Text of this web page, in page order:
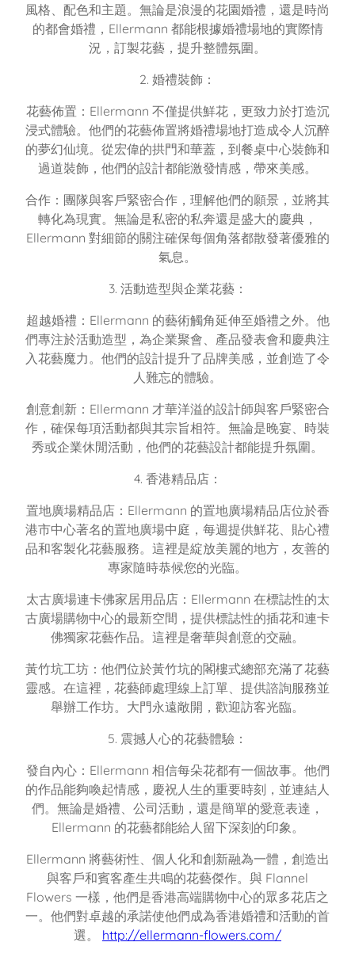
風格、配色和主題。無論是浪漫的花園婚禮，還是時尚
的都會婚禮，Ellermann 都能根據婚禮場地的實際情
況，訂製花藝，提升整體氛圍。
2. 婚禮裝飾：
花藝佈置：Ellermann 不僅提供鮮花，更致力於打造沉
浸式體驗。他們的花藝佈置將婚禮場地打造成令人沉醉
的夢幻仙境。從宏偉的拱門和華蓋，到餐桌中心裝飾和
過道裝飾，他們的設計都能激發情感，帶來美感。
合作：團隊與客戶緊密合作，理解他們的願景，並將其
轉化為現實。無論是私密的私奔還是盛大的慶典，
Ellermann 對細節的關注確保每個角落都散發著優雅的
氣息。
3. 活動造型與企業花藝：
超越婚禮：Ellermann 的藝術觸角延伸至婚禮之外。他
們專注於活動造型，為企業聚會、產品發表會和慶典注
入花藝魔力。他們的設計提升了品牌美感，並創造了令
人難忘的體驗。
創意創新：Ellermann 才華洋溢的設計師與客戶緊密合
作，確保每項活動都與其宗旨相符。無論是晚宴、時裝
秀或企業休閒活動，他們的花藝設計都能提升氛圍。
4. 香港精品店：
置地廣場精品店：Ellermann 的置地廣場精品店位於香
港市中心著名的置地廣場中庭，每週提供鮮花、貼心禮
品和客製化花藝服務。這裡是綻放美麗的地方，友善的
專家隨時恭候您的光臨。
太古廣場連卡佛家居用品店：Ellermann 在標誌性的太
古廣場購物中心的最新空間，提供標誌性的插花和連卡
佛獨家花藝作品。這裡是奢華與創意的交融。
黃竹坑工坊：他們位於黃竹坑的閣樓式總部充滿了花藝
靈感。在這裡，花藝師處理線上訂單、提供諮詢服務並
舉辦工作坊。大門永遠敞開，歡迎訪客光臨。
5. 震撼人心的花藝體驗：
發自內心：Ellermann 相信每朵花都有一個故事。他們
的作品能夠喚起情感，慶祝人生的重要時刻，並連結人
們。無論是婚禮、公司活動，還是簡單的愛意表達，
Ellermann 的花藝都能給人留下深刻的印象。
Ellermann 將藝術性、個人化和創新融為一體，創造出
與客戶和賓客產生共鳴的花藝傑作。與 Flannel
Flowers 一樣，他們是香港高端購物中心的眾多花店之
一。他們對卓越的承諾使他們成為香港婚禮和活動的首
選。 http://ellermann-flowers.com/